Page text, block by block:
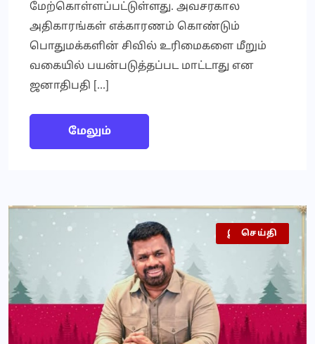
மேற்கொள்ளப்பட்டுள்ளது. அவசரகால
அதிகாரங்கள் எக்காரணம் கொண்டும்
பொதுமக்களின் சிவில் உரிமைகளை மீறும்
வகையில் பயன்படுத்தப்பட மாட்டாது என
ஜனாதிபதி […]
மேலும்
இலங்கை
செய்தி